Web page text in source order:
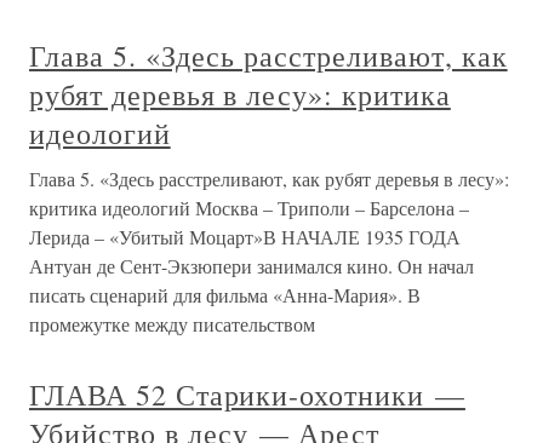
Глава 5. «Здесь расстреливают, как
рубят деревья в лесу»: критика
идеологий
Глава 5. «Здесь расстреливают, как рубят деревья в лесу»:
критика идеологий Москва – Триполи – Барселона –
Лерида – «Убитый Моцарт»В НАЧАЛЕ 1935 ГОДА
Антуан де Сент-Экзюпери занимался кино. Он начал
писать сценарий для фильма «Анна-Мария». В
промежутке между писательством
ГЛАВА 52 Старики-охотники —
Убийство в лесу — Арест